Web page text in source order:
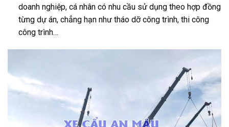
doanh nghiệp, cá nhân có nhu cầu sử dụng theo hợp đồng
từng dự án, chẳng hạn như tháo dỡ công trình, thi công
công trình…